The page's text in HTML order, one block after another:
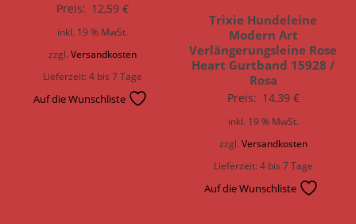
Preis: 12,59€
inkl. 19 % MwSt.
zzgl.Versandkosten
Lieferzeit:4 bis 7 Tage
Auf die Wunschliste
Trixie Hundeleine
Modern Art
Verlängerungsleine Rose
Heart Gurtband 15928 /
Rosa
Preis: 14,39 €
inkl. 19 % MwSt.
zzgl. Versandkosten
Lieferzeit:4 bis 7 Tage
Auf die Wunschliste